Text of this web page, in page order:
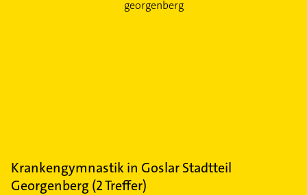
Krankengymnastikin Goslar Stadtteil
Georgenberg (2Treffer)